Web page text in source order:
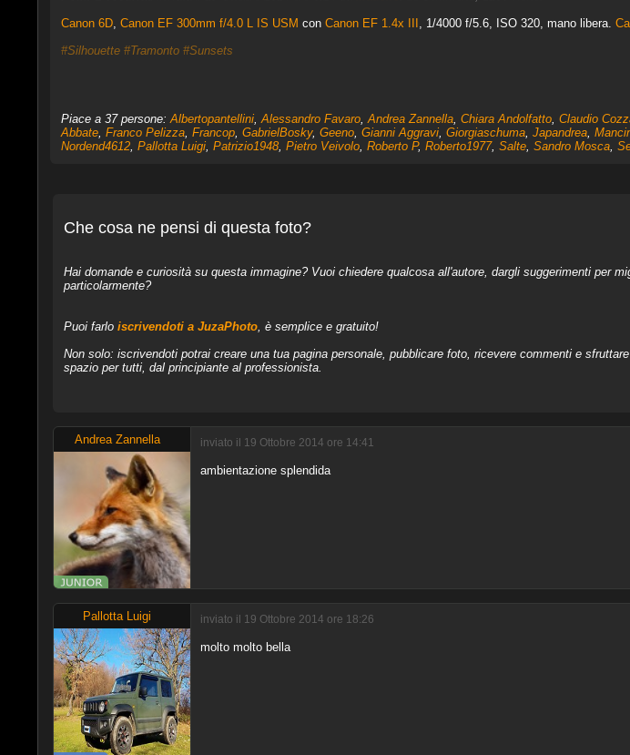
Canon 6D, Canon EF 300mm f/4.0 L IS USM con Canon EF 1.4x III , 1/4000 f/5.6, ISO 320, mano libera.
#Silhouette #Tramonto #Sunsets
Piace a 37 persone:Albertopantellini,Alessandro Favaro,Andrea Zannella, Chiara Andolfatto, Claudio
Abbate, Franco Pelizza, Francop, GabrielBosky, Geeno, Gianni Aggravi, Giorgiaschuma, Japandrea,
Nordend4612, Pallotta Luigi, Patrizio1948, Pietro Veivolo, Roberto P, Roberto1977, Salte, Sandro Mosca,
Che cosa ne pensi di questa foto?
Hai domande e curiosità su questa immagine? Vuoi chiedere qualcosa all'autore, dargli suggerimenti per
particolarmente?
Puoi farlo iscrivendoti a JuzaPhoto, è semplice e gratuito!
Non solo: iscrivendoti potrai creare una tua pagina personale, pubblicare foto, ricevere commenti e
spazio per tutti, dal principiante al professionista.
Andrea Zannella inviato il 19 Ottobre 2014 ore 14:41
ambientazione splendida
Pallotta Luigi inviato il 19 Ottobre 2014 ore 18:26
molto molto bella